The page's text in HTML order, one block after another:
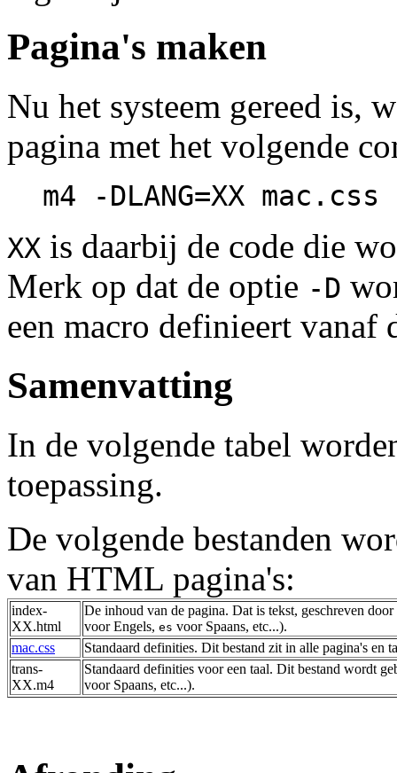
Pagina's maken
Nu het systeem gereed is,
pagina met het volgende
m4 -DLANG=XX
XX is daarbij de code die
Merk op dat de optie -D
een macro definieert vanaf
Samenvatting
In de volgende tabel
toepassing.
De volgende bestanden
van HTML pagina's:
index-
XX.html
De inhoud van de pagina. Dat is tekst, geschreven
voor Engels, es voor Spaans, etc...).
mac.css
Standaard definities. Dit bestand zit in alle pagina's en
trans-
XX.m4
Standaard definities voor een taal. Dit bestand wordt
voor Spaans, etc...).